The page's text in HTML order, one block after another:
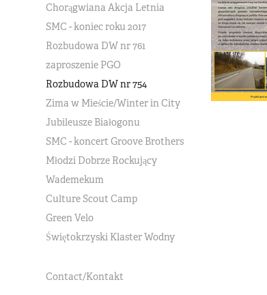
Chorągwiana Akcja Letnia
SMC - koniec roku 2017
Rozbudowa DW nr 761
zaproszenie PGO
Rozbudowa DW nr 754
Zima w Mieście/Winter in City
Jubileusze Białogonu
SMC - koncert Groove Brothers
Młodzi Dobrze Rockujący
Wademekum
Culture Scout Camp
Green Velo
Świętokrzyski Klaster Wodny
Contact/Kontakt